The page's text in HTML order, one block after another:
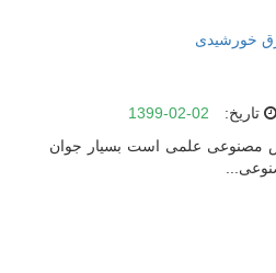
تاریخ:
1399-02-02
علمى است بسيار جوان